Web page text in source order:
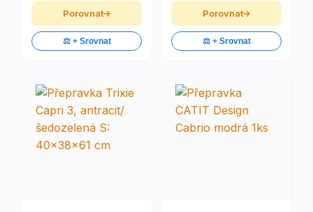
Porovnat
⚖️ + Srovnat
Porovnat
⚖️ + Srovnat